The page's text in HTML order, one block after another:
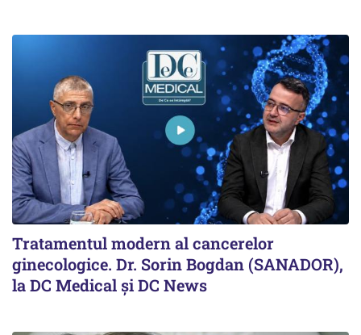
Tratamentul modern al cancerelor
ginecologice. Dr. Sorin Bogdan (SANADOR),
la DC Medical și DC News